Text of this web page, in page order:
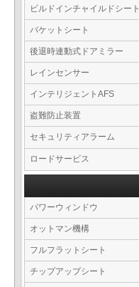
ビルドインチャイルドシート
バケットシート
後退時連動式ドアミラー
レインセンサー
インテリジェントAFS
盗難防止装置
セキュリティアラーム
ロードサービス
パワーウィンドウ
オットマン機構
フルフラットシート
チップアップシート